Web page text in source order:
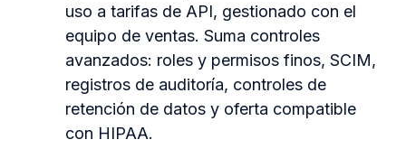
uso a tarifas de API, gestionado con el
equipo de ventas. Suma controles
avanzados: roles y permisos finos, SCIM,
registros de auditoría, controles de
retención de datos y oferta compatible
con HIPAA.